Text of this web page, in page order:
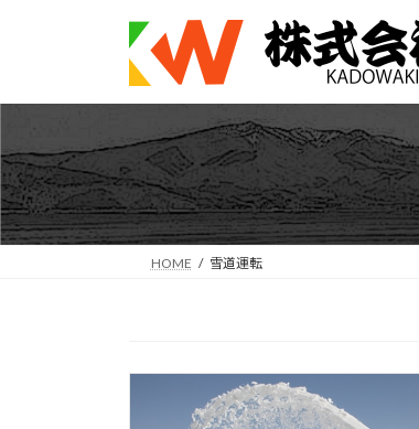
ス
キ
ッ
プ
ン
に
移
動
HOME 雪道運転